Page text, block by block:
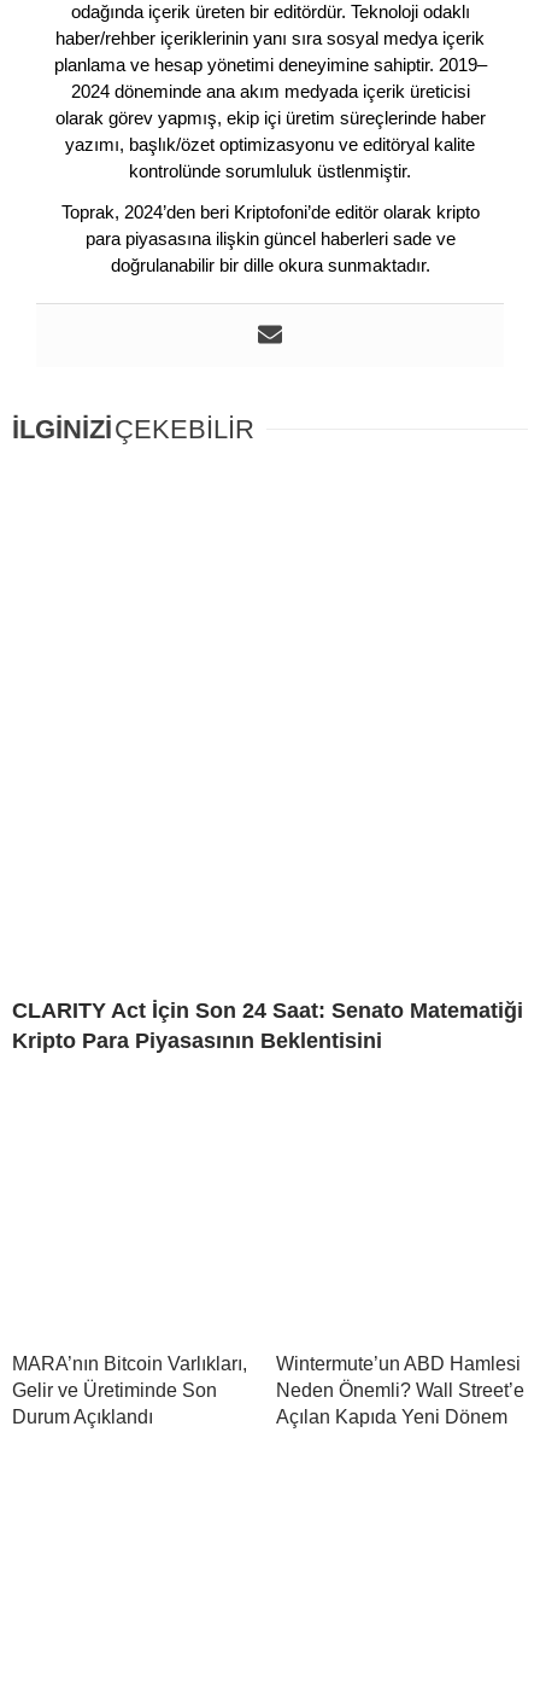
odağında içerik üreten bir editördür. Teknoloji odaklı
haber/rehber içeriklerinin yanı sıra sosyal medya içerik
planlama ve hesap yönetimi deneyimine sahiptir. 2019–
2024 döneminde ana akım medyada içerik üreticisi
olarak görev yapmış, ekip içi üretim süreçlerinde haber
yazımı, başlık/özet optimizasyonu ve editöryal kalite
kontrolünde sorumluluk üstlenmiştir.
Toprak, 2024’den beri Kriptofoni’de editör olarak kripto
para piyasasına ilişkin güncel haberleri sade ve
doğrulanabilir bir dille okura sunmaktadır.
İLGİNİZİÇEKEBİLİR
CLARITY Act İçin Son 24 Saat: Senato Matematiği
Kripto Para Piyasasının Beklentisini
MARA’nın Bitcoin Varlıkları,
Gelir ve Üretiminde Son
Durum Açıklandı
Wintermute’un ABD Hamlesi
Neden Önemli? Wall Street’e
Açılan Kapıda Yeni Dönem